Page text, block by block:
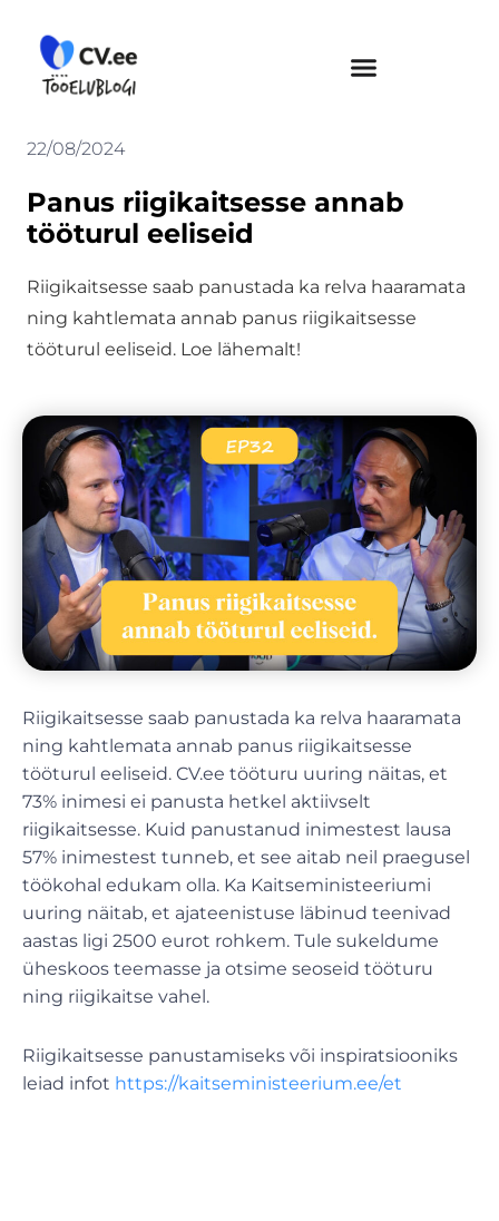
content
22/08/2024
Panus riigikaitsesse annab
tööturul eeliseid
Riigikaitsesse saab panustada ka relva haaramata
ning kahtlemata annab panus riigikaitsesse
tööturul eeliseid. Loe lähemalt!
Riigikaitsesse saab panustada ka relva haaramata
ning kahtlemata annab panus riigikaitsesse
tööturul eeliseid. CV.ee tööturu uuring näitas, et
73% inimesi ei panusta hetkel aktiivselt
riigikaitsesse. Kuid panustanud inimestest lausa
57% inimestest tunneb, et see aitab neil praegusel
töökohal edukam olla. Ka Kaitseministeeriumi
uuring näitab, et ajateenistuse läbinud teenivad
aastas ligi 2500 eurot rohkem. Tule sukeldume
üheskoos teemasse ja otsime seoseid tööturu
ning riigikaitse vahel.
Riigikaitsesse panustamiseks või inspiratsiooniks
leiad infot https://kaitseministeerium.ee/et